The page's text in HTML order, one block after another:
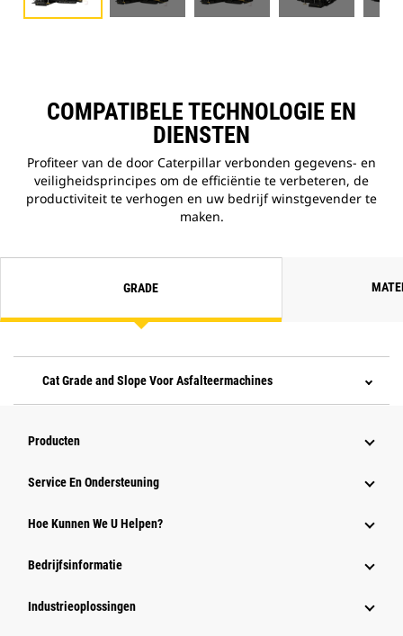
COMPATIBELE TECHNOLOGIE EN
DIENSTEN
Profiteer van de door Caterpillar verbonden gegevens- en
veiligheidsprincipes om de efficiëntie te verbeteren, de
productiviteit te verhogen en uw bedrijf winstgevender te
maken.
GRADE
Cat Grade and Slope Voor Asfalteermachines
Producten
Service En Ondersteuning
Hoe Kunnen We U Helpen?
Bedrijfsinformatie
Industrieoplossingen